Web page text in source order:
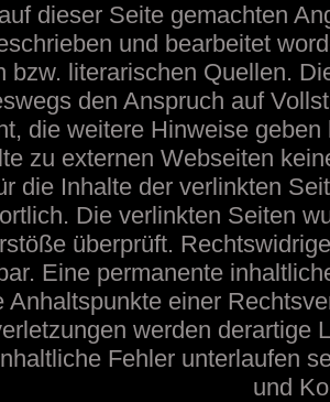
dieser Seite gemachten
und bearbeitet
bzw. literarischen Quellen.
den Anspruch auf
die weitere Hinweise
zu externen Webseiten
die Inhalte der verlinkten
Die verlinkten Seiten
überprüft.
Eine permanente
Anhaltspunkte einer
werden derartige
Fehler unterlaufen
und